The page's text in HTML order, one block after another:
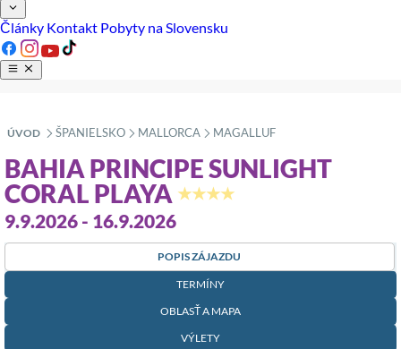
Články Kontakt Pobyty na Slovensku
ÚVOD »
ŠPANIELSKO »
MALLORCA »
MAGALLUF
BAHIA PRINCIPE SUNLIGHT
CORAL PLAYA ★★★★
9.9.2026 - 16.9.2026
POPIS ZÁJAZDU
TERMÍNY
OBLASŤ A MAPA
VÝLETY